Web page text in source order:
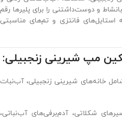
و دوست‌داشتنی را برای پلیرها رقم
استایل‌های فانتزی و تم‌های مناسبتی
مپ شیرینی زنجبیلی:
خانه‌های شیرینی زنجبیلی، آب‌نبات
شکلاتی، آدم‌برفی‌های آب‌نباتی،